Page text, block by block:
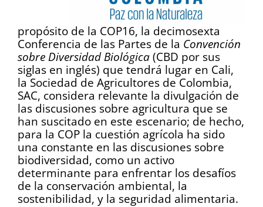
propósito de la COP16, la decimosexta
Conferencia de las Partes de la Convención
sobre Diversidad Biológica (CBD por sus
siglas en inglés) que tendrá lugar en Cali,
la Sociedad de Agricultores de Colombia,
SAC, considera relevante la divulgación de
las discusiones sobre agricultura que se
han suscitado en este escenario; de hecho,
para la COP la cuestión agrícola ha sido
una constante en las discusiones sobre
biodiversidad, como un activo
determinante para enfrentar los desafíos
de la conservación ambiental, la
sostenibilidad, y la seguridad alimentaria.